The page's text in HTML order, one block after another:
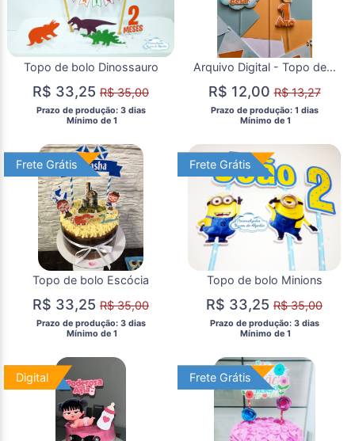
Topo de bolo Dinossauro
R$ 33,25 R$ 35,00
Prazo de produção: 3 dias
  Mínimo de 1
Arquivo Digital - Topo de Bolo Minha Primeira Volta ao Sol
R$ 12,00R$ 13,27
Prazo de produção: 1 dias
  Mínimo de 1
Frete Grátis
Frete Grátis
Topo de bolo Escócia
R$ 33,25 R$ 35,00
Prazo de produção: 3 dias
  Mínimo de 1
Frete Grátis
Frete Grátis
Topo de bolo Minions
R$ 33,25 R$ 35,00
Prazo de produção: 3 dias
  Mínimo de 1
Digital
Digital Frete Grátis
Frete Grátis